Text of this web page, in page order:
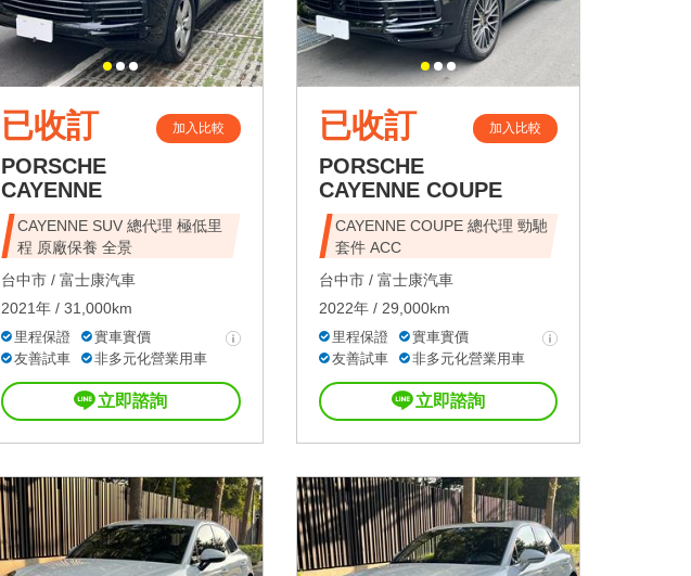
已收訂 加入比較
PORSCHE
CAYENNE
CAYENNE SUV 總代理 極低里
程 原廠保養 全景
台中市 / 富士康汽車
2021年 / 31,000km
里程保證
實車實價
友善試車
非多元化營業用車
立即諮詢
已收訂 加入比較
PORSCHE
CAYENNE COUPE
CAYENNE COUPE 總代理 勁馳
套件 ACC
台中市 / 富士康汽車
2022年 / 29,000km
里程保證
實車實價
友善試車
非多元化營業用車
立即諮詢